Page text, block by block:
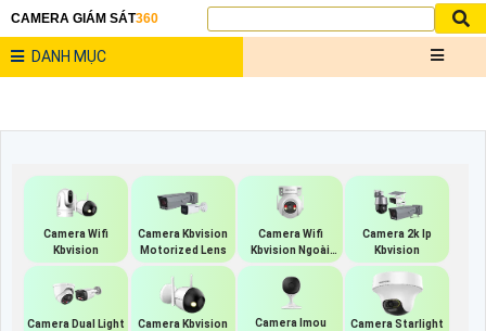
CAMERA GIÁM SÁT360
DANH MỤC
Camera Wifi
Kbvision
Camera Kbvision
Motorized Lens
Camera Wifi
Kbvision Ngoài
Trời 360
Camera 2k Ip
Kbvision
Camera Dual Light
Camera Kbvision
Camera Imou
Camera Starlight